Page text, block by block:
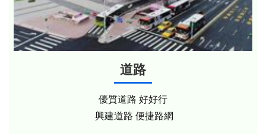
道路
優質道路 好好行
興建道路 便捷路網